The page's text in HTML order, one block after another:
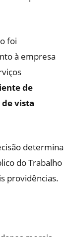
foi
à empresa
de
vista
determina
do Trabalho
providências.